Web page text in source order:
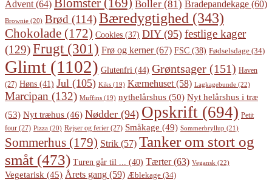
Advent (64) Blomster (169) Boller (81) Bradepandekage (60)
Brownie (20) Brød (114)Bæredygtighed (343)
Chokolade (172) Cookies (37) DIY(95) festlige kager
(129)Frugt(301) Frø og kerner(67) FSC (38) Fødselsdage (34)
Glimt (1102) Glutenfri (44) Grøntsager (151) Haven
(27) Høns (41) Jul (105) Kiks (19) Kærnehuset (58) Lagkagebunde (22)
Marcipan (132) Muffins (19) nythelårshus (50) Nyt helårshus i træ
(53) Nyt træhus (46) Nødder (94) Opskrift (694) Petit
four (27) Pizza (20) Rejser og ferier (27) Småkage (49) Sommerbryllup (21)
Sommerhus (179) Strik (57) Tanker om stort og
småt (473) Turen går til ... (40) Tærter(63) Vegansk (22)
Vegetarisk (45) Årets gang (59) Æblekage (34)